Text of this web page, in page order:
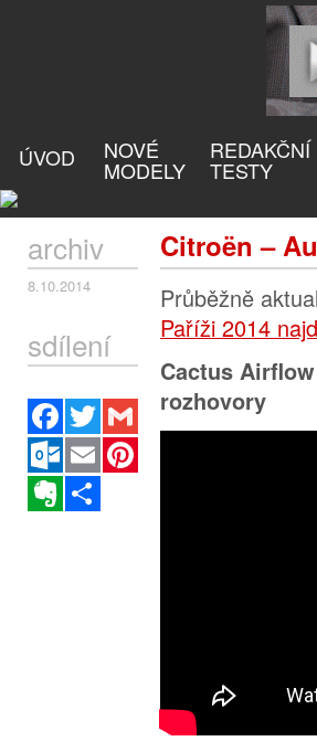
ÚVOD NOVÉ
MODELY
REDAKČNÍ
TESTY
Citroën –
archiv
8.10.2014
sdílení
Facebook
Twitter
Gmail
Outlook.com
Email
Evernote
Průběžně
Paříži 2014
Cactus
rozhovory